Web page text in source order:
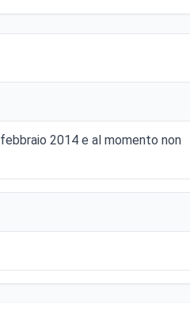
2014 e al momento non